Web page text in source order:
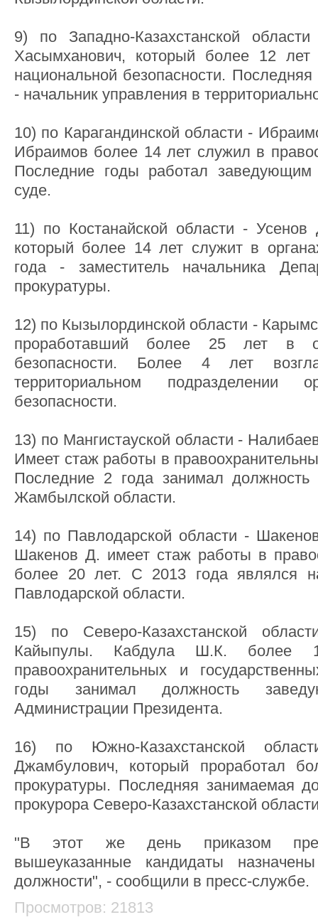
9) по Западно-Казахстанской
Хасымханович, который более 12 лет
национальной безопасности.
- начальник управления в
10) по Карагандинской области -
Ибраимов более 14 лет служил в
Последние годы работал
суде.
11) по Костанайской области - Усенов
который более 14 лет служит в
года - заместитель начальника
прокуратуры.
12) по Кызылординской области -
проработавший более 25 лет в
безопасности. Более 4 лет
территориальном подразделении
безопасности.
13) по Мангистауской области -
Имеет стаж работы в
Последние 2 года занимал
Жамбылской области.
14) по Павлодарской области -
Шакенов Д. имеет стаж работы в
более 20 лет. С 2013 года являлся
Павлодарской области.
15) по Северо-Казахстанской
Кайыпулы. Кабдула Ш.К. более
правоохранительных и
годы занимал должность
Администрации Президента.
16) по Южно-Казахстанской
Джамбулович, который проработал
прокуратуры. Последняя занимаемая
прокурора Северо-Казахстанской
"В этот же день приказом
вышеуказанные кандидаты
должности", - сообщили в пресс-службе.
Просмотров: 21813